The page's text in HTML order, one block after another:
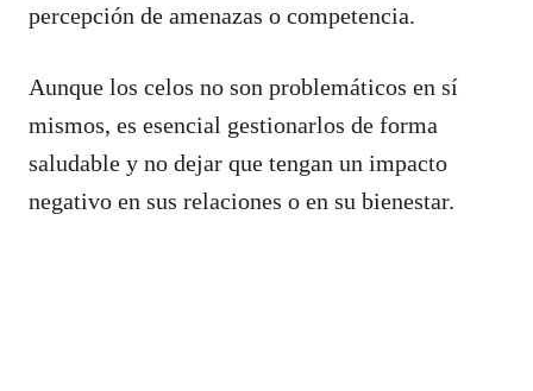
percepción de amenazas o competencia.
Aunque los celos no son problemáticos en sí
mismos, es esencial gestionarlos de forma
saludable y no dejar que tengan un impacto
negativo en sus relaciones o en su bienestar.